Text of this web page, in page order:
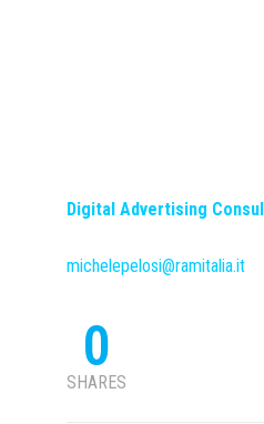
Digital Advertising
michelepelosi@ramitalia.it
0
SHARES